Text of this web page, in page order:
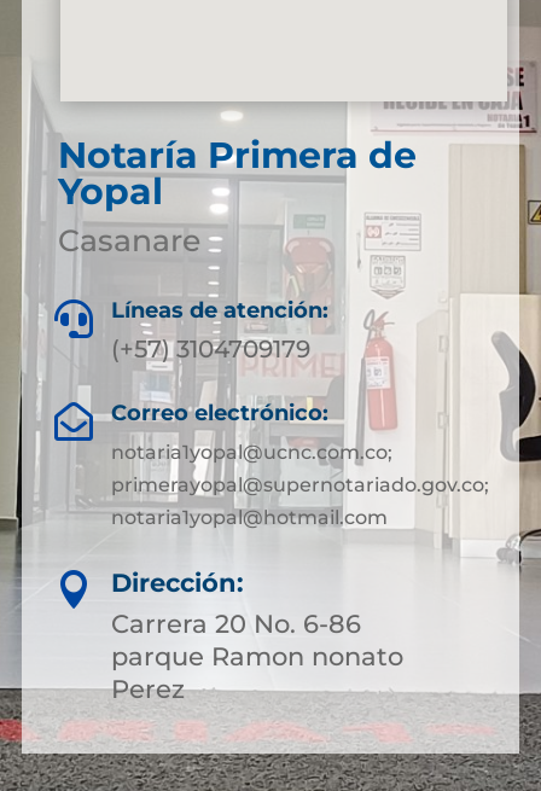
Notaría Primera de
Yopal
Casanare
 Líneas de atención:
(+57) 3104709179
 Correo electrónico:
notaria1yopal@ucnc.com.co;
primerayopal@supernotariado.gov.co;
notaria1yopal@hotmail.com

Dirección:
Carrera 20 No. 6-86
parque Ramon nonato
Perez